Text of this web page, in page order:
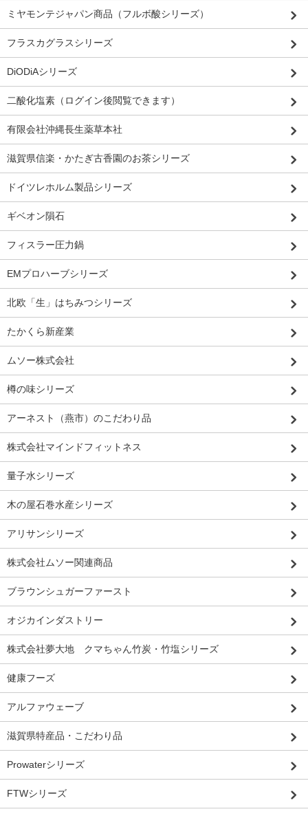
ミヤモンテジャパン商品（フルボ酸シリーズ）
フラスカグラスシリーズ
DiODiAシリーズ
二酸化塩素（ログイン後閲覧できます）
有限会社沖縄長生薬草本社
滋賀県信楽・かたぎ古香園のお茶シリーズ
ドイツレホルム製品シリーズ
ギベオン隕石
フィスラー圧力鍋
EMプロハーブシリーズ
北欧「生」はちみつシリーズ
たかくら新産業
ムソー株式会社
樽の味シリーズ
アーネスト（燕市）のこだわり品
株式会社マインドフィットネス
量子水シリーズ
木の屋石巻水産シリーズ
アリサンシリーズ
株式会社ムソー関連商品
ブラウンシュガーファースト
オジカインダストリー
株式会社夢大地 クマちゃん竹炭・竹塩シリーズ
健康フーズ
アルファウェーブ
滋賀県特産品・こだわり品
Prowaterシリーズ
FTWシリーズ